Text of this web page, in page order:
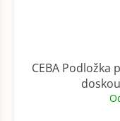
CEBA Podložka